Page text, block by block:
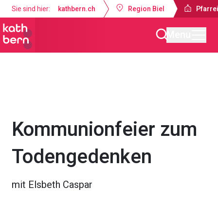
Sie sind hier: kathbern.ch Region Biel
Kommunionfeier zum
Todengedenken
mit Elsbeth Caspar